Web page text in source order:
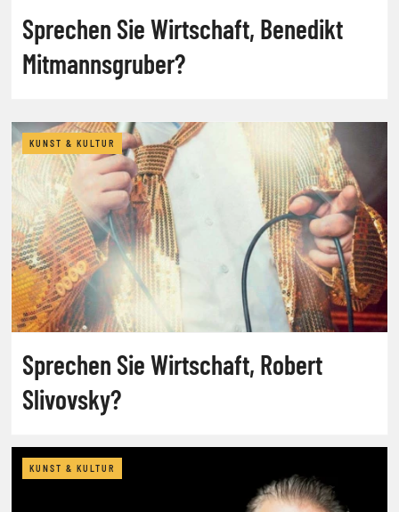
Sprechen Sie Wirtschaft, Benedikt
Mitmannsgruber?
KUNST & KULTUR
Sprechen Sie Wirtschaft, Robert
Slivovsky?
KUNST & KULTUR